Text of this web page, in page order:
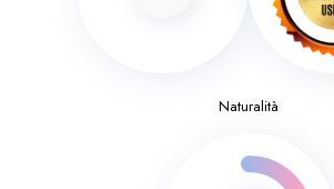
Naturalità